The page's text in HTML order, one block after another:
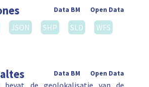
Open Data
Data BM
JSON SHP SLD
WFS
Open Data
Data BM